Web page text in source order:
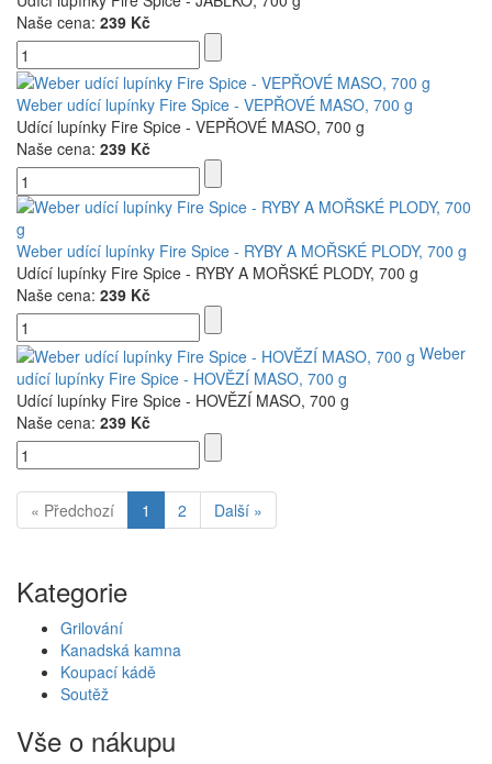
Naše cena: 239 Kč
Weber udící lupínky Fire Spice - VEPŘOVÉ MASO, 700 g
Udící lupínky Fire Spice - VEPŘOVÉ MASO, 700 g
Naše cena: 239 Kč
Weber udící lupínky Fire Spice - RYBY A MOŘSKÉ PLODY, 700 g
Udící lupínky Fire Spice - RYBY A MOŘSKÉ PLODY, 700 g
Naše cena: 239 Kč
Weber
udící lupínky Fire Spice - HOVĚZÍ MASO, 700 g
Udící lupínky Fire Spice - HOVĚZÍ MASO, 700 g
Naše cena: 239 Kč
« Předchozí 1 2 Další »
Kategorie
Grilování
Kanadská kamna
Koupací kádě
Soutěž
Vše o nákupu